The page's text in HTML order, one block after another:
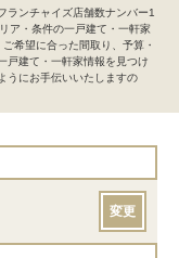
ランチャイズ店舗数ナンバー1
ア・条件の一戸建て・一軒家
希望に合った間取り、予算・
戸建て・一軒家情報を見つけ
うにお手伝いいたしますの
変更